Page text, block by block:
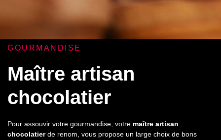
GOURMANDISE
Maître artisan
chocolatier
Pour assouvir votre gourmandise, votre maître artisan
chocolatierde renom, vous propose un large choix de bons